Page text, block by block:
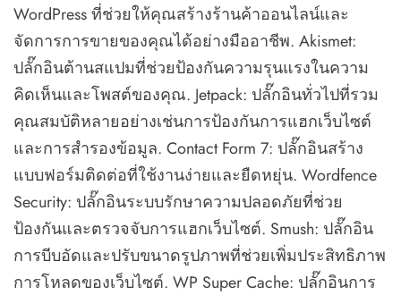
WordPress ที่ช่วยให้คุณสร้างร้านค้าออนไลน์และ
จัดการการขายของคุณได้อย่างมืออาชีพ. Akismet:
ปลั๊กอินต้านสแปมที่ช่วยป้องกันความรุนแรงในความ
คิดเห็นและโพสต์ของคุณ. Jetpack: ปลั๊กอินทั่วไปที่รวม
คุณสมบัติหลายอย่างเช่นการป้องกันการแฮกเว็บไซต์
และการสำรองข้อมูล. Contact Form 7: ปลั๊กอินสร้าง
แบบฟอร์มติดต่อที่ใช้งานง่ายและยืดหยุ่น. Wordfence
Security: ปลั๊กอินระบบรักษาความปลอดภัยที่ช่วย
ป้องกันและตรวจจับการแฮกเว็บไซต์. Smush: ปลั๊กอิน
การบีบอัดและปรับขนาดรูปภาพที่ช่วยเพิ่มประสิทธิภาพ
การโหลดของเว็บไซต์. WP Super Cache: ปลั๊กอินการ